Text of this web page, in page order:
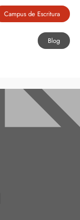
Campus de Escritura
Blog